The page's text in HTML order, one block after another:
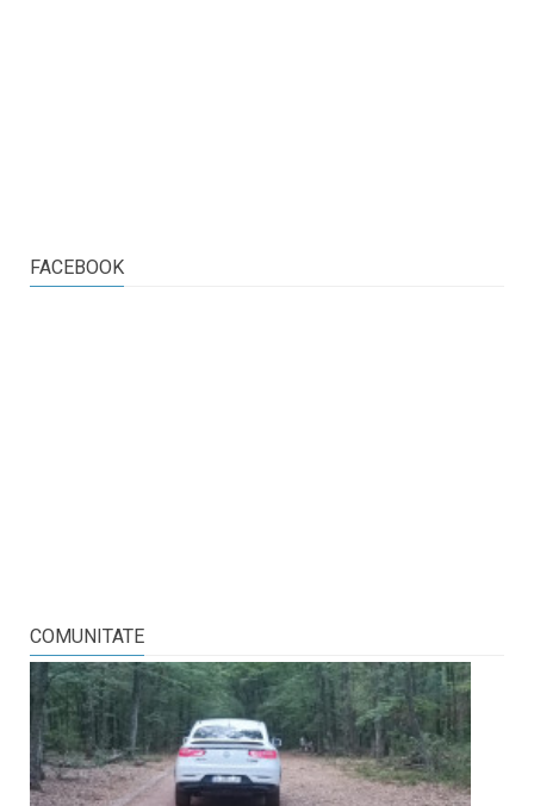
FACEBOOK
COMUNITATE